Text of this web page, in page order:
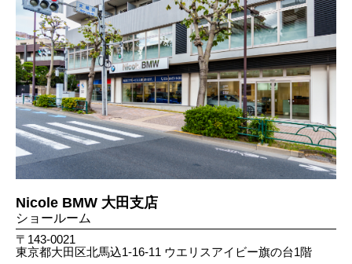
Nicole BMW 大田支店
ショールーム
〒143-0021
東京都大田区北馬込1-16-11 ウエリスアイビー旗の台1階